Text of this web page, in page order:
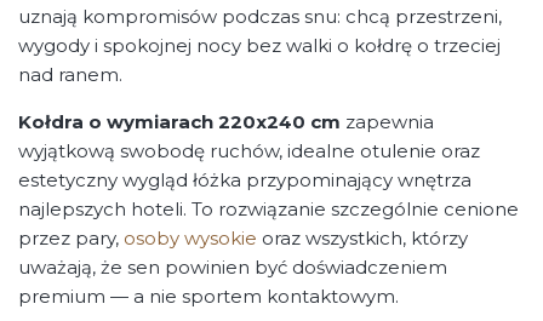
uznają kompromisów podczas snu: chcą przestrzeni,
wygody i spokojnej nocy bez walki o kołdrę o trzeciej
nad ranem.
Kołdra o wymiarach 220x240 cm zapewnia
wyjątkową swobodę ruchów, idealne otulenie oraz
estetyczny wygląd łóżka przypominający wnętrza
najlepszych hoteli. To rozwiązanie szczególnie cenione
przez pary, osoby wysokie oraz wszystkich, którzy
uważają, że sen powinien być doświadczeniem
premium — a nie sportem kontaktowym.